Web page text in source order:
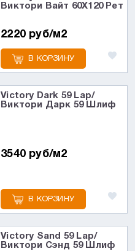
Виктори Вайт 60X120 Рет
2220 руб/м2
В КОРЗИНУ
Victory Dark 59 Lap/
Виктори Дарк 59 Шлиф
3540 руб/м2
В КОРЗИНУ
Victory Sand 59 Lap/
Виктори Сэнд 59 Шлиф